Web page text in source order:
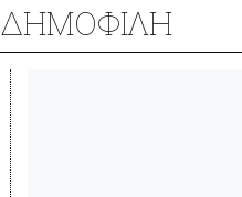
ΔΗΜΟΦΙΛΗ